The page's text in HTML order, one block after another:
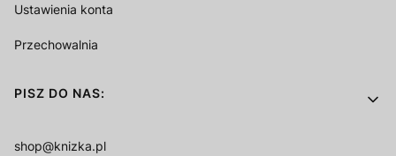
Ustawienia konta
Przechowalnia
PISZ DO NAS:
shop@knizka.pl